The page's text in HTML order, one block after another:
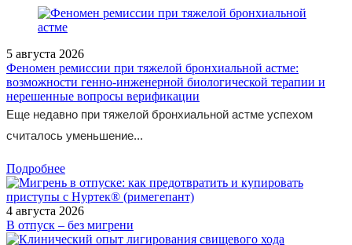
5 августа 2026
Феномен ремиссии при тяжелой бронхиальной астме:
возможности генно-инженерной биологической терапии и
нерешенные вопросы верификации
Еще недавно при тяжелой бронхиальной астме успехом
считалось уменьшение...
Подробнее
4 августа 2026
В отпуск – без мигрени